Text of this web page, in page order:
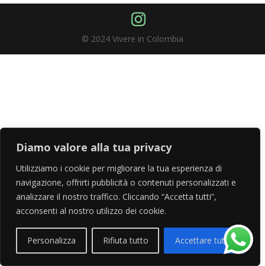
Diamo valore alla tua privacy
Utilizziamo i cookie per migliorare la tua esperienza di
navigazione, offrirti pubblicità o contenuti personalizzati e
analizzare il nostro traffico. Cliccando “Accetta tutti”,
acconsenti al nostro utilizzo dei cookie.
Personalizza Rifiuta tutto Accettare tutto
© 2024 Vivere in Colombia